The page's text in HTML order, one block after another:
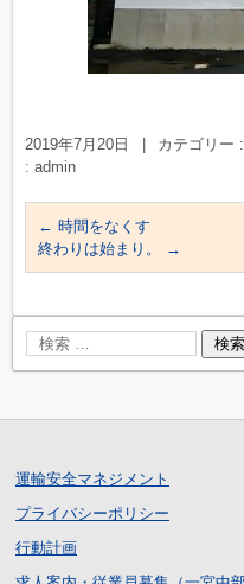
2019年7月20日 カテゴリー :
: admin
← 時間をなくす
終わりは始まり。
→
運輸安全マネジメント
プライバシーポリシー
行動計画